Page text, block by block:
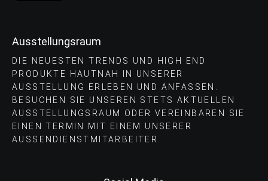
Ausstellungsraum
DIE NEUESTEN TRENDS UND HIGH END
PRODUKTE HAUTNAH IN UNSERER
AUSSTELLUNG ERLEBEN UND ANFASSEN.
BESUCHEN SIE UNSEREN STETS AKTUELLEN
AUSSTELLUNGSRAUM ODER VEREINBAREN SIE
EINEN TERMIN MIT EINEM UNSERER
AUSSENDIENSTMITARBEITER.